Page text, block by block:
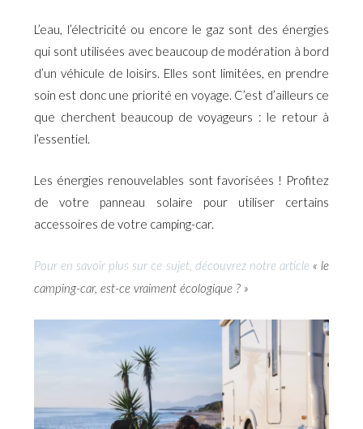
L’eau, l’électricité ou encore le gaz sont des énergies
qui sont utilisées avec beaucoup de modération à bord
d’un véhicule de loisirs. Elles sont limitées, en prendre
soin est donc une priorité en voyage. C’est d’ailleurs ce
que cherchent beaucoup de voyageurs : le retour à
l’essentiel.
Les énergies renouvelables sont favorisées ! Profitez
de votre panneau solaire pour utiliser certains
accessoires de votre camping-car.
Pour en savoir plus sur ce sujet, découvrez notre article « le
camping-car, est-ce vraiment écologique ? »